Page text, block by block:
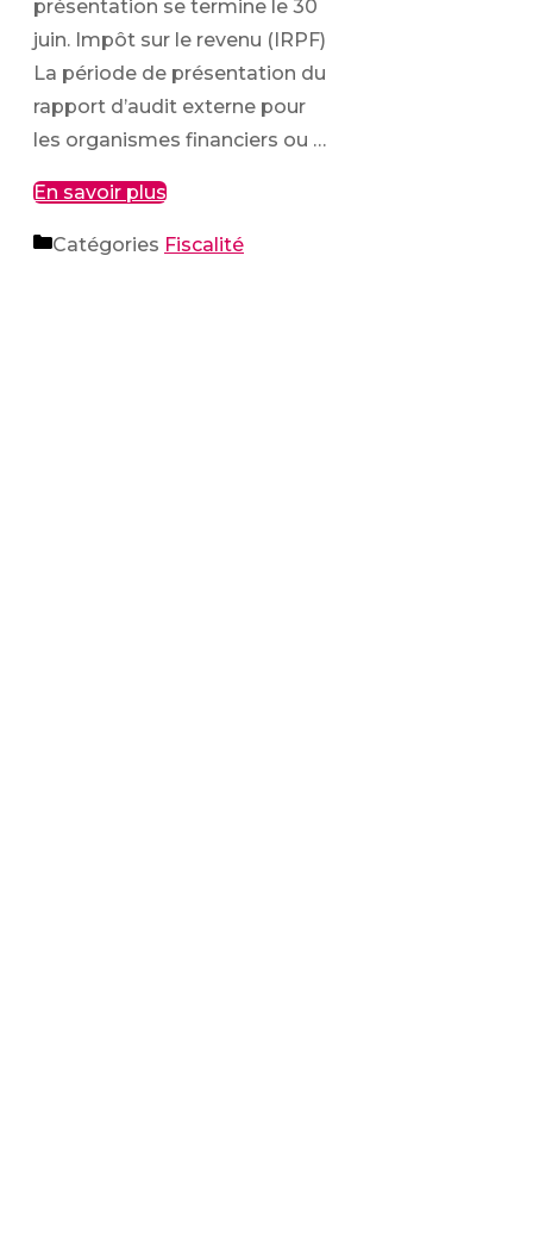
présentation se termine le 30
juin. Impôt sur le revenu (IRPF)
La période de présentation du
rapport d’audit externe pour
les organismes financiers ou …
En savoir plus
Catégories Fiscalité